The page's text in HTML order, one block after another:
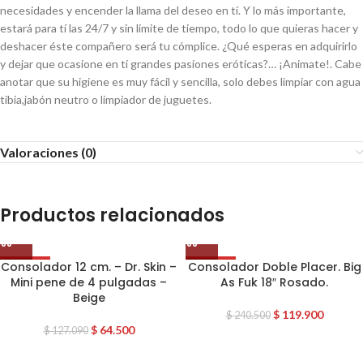
necesidades y encender la llama del deseo en tí. Y lo más importante,
estará para tí las 24/7 y sin limite de tiempo, todo lo que quieras hacer y
deshacer éste compañero será tu cómplice. ¿Qué esperas en adquirirlo
y dejar que ocasione en tí grandes pasiones eróticas?… ¡Animate!. Cabe
anotar que su higiene es muy fácil y sencilla, solo debes limpiar con agua
tibia,jabón neutro o limpiador de juguetes.
Valoraciones (0)
Productos relacionados
OFERTA
Consolador 12 cm. – Dr. Skin –
Mini pene de 4 pulgadas –
Beige
$127.090 $64.500
OFERTA
Consolador Doble Placer. Big
As Fuk 18″ Rosado.
$240.500 $119.900